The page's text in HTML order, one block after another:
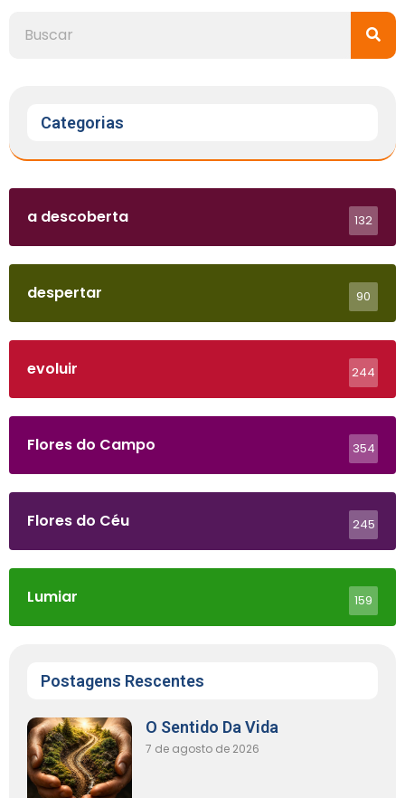
Categorias
a descoberta 132
despertar 90
evoluir 244
Flores do Campo 354
Flores do Céu 245
Lumiar 159
Postagens Rescentes
O Sentido Da Vida
7 de agosto de 2026